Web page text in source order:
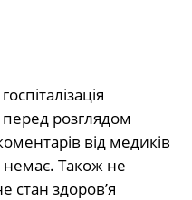
розглядом
від медиків
немає. Також не
стан здоров’я